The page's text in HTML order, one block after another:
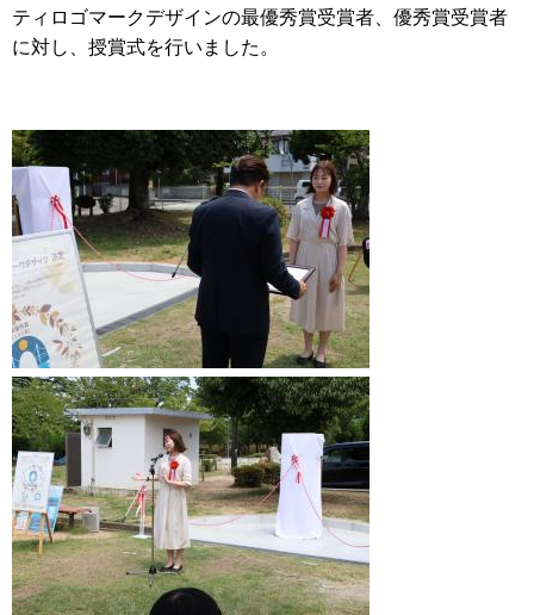
ティロゴマークデザインの最優秀賞受賞者、優秀賞受賞者
に対し、授賞式を行いました。